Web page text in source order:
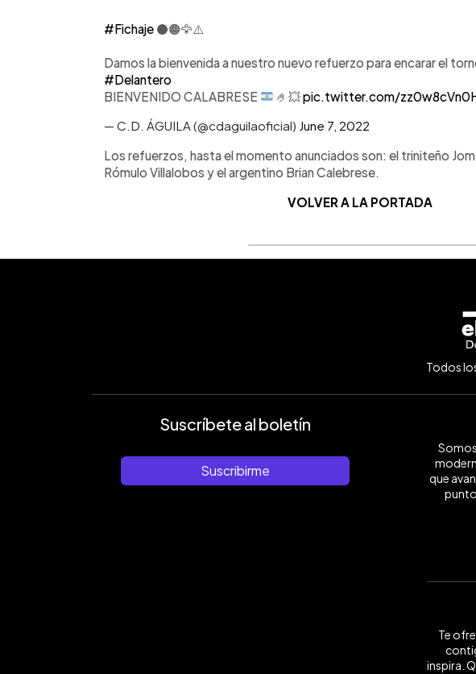
#Fichaje ⚫🟠🦅⚠️
Damos la bienvenida a nuestro nuevo refuerzo para encarar el
#Delantero
BIENVENIDO CALABRESE
🤌💥pic.twitter.com/
— C.D. ÁGUILA (@cdaguilaoficial) June 7, 2022
Los refuerzos, hasta el momento anunciados son: el triniteño
Rómulo Villalobos y el argentino Brian Calebrese.
VOLVER A LA PORTADA
Todos
Suscríbete al boletín
Suscribirme
que
Te
inspira.